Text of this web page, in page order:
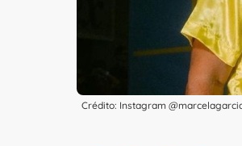
Crédito: Instagram